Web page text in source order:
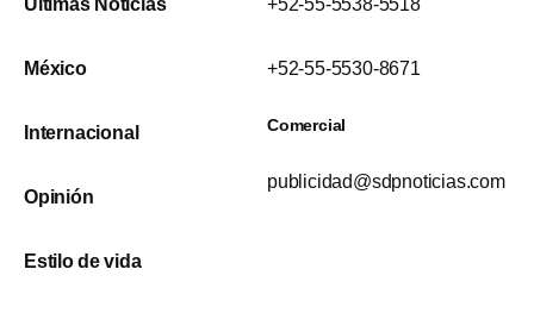
Últimas Noticias
México
Internacional
Opinión
Estilo de vida
+52-55-5538-5518
+52-55-5530-8671
Comercial
publicidad@sdpnoticias.com